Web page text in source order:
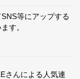
等にアップする
す。
さんによる人気連